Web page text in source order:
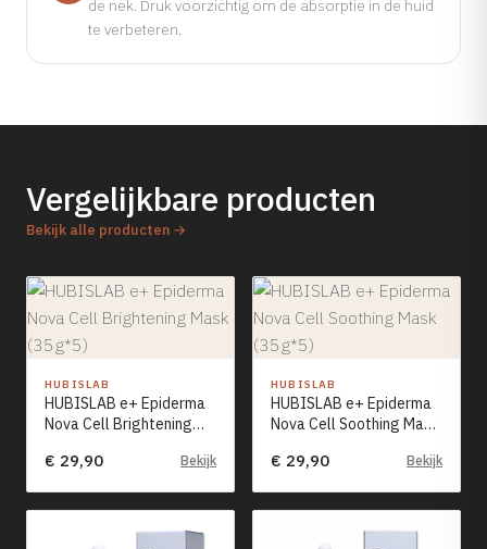
de nek. Druk voorzichtig om de absorptie in de huid
te verbeteren.
Vergelijkbare producten
Bekijk alle producten →
HUBISLAB
HUBISLAB e+ Epiderma
Nova Cell Brightening
€ 29,90 Bekijk
HUBISLAB
HUBISLAB e+ Epiderma
Nova Cell Soothing Mask
€ 29,90 Bekijk